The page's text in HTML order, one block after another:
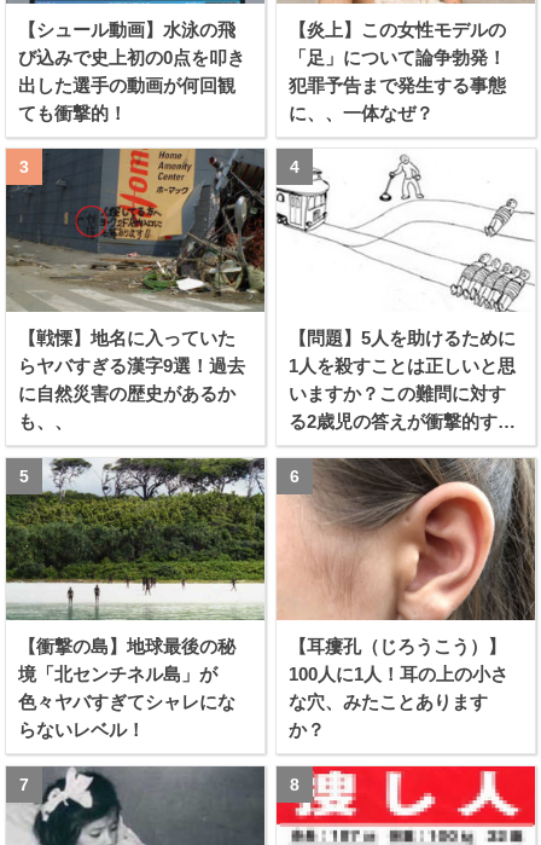
【シュール動画】水泳の飛
び込みで史上初の0点を叩き
出した選手の動画が何回観
ても衝撃的！
【炎上】この女性モデルの
「足」について論争勃発！
犯罪予告まで発生する事態
に、、一体なぜ？
【戦慄】地名に入っていた
らヤバすぎる漢字9選！過去
に自然災害の歴史があるか
も、、
【問題】5人を助けるために
1人を殺すことは正しいと思
いますか？この難問に対す
る2歳児の答えが衝撃的すぎ
る！！
【衝撃の島】地球最後の秘
境「北センチネル島」が
色々ヤバすぎてシャレにな
らないレベル！
【耳瘻孔（じろうこう）】
100人に1人！耳の上の小さ
な穴、みたことあります
か？